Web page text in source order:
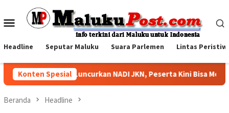
konten
Menu
Headline Seputar Maluku Suara Parlemen Lintas
Konten Spesial
Kesehatan Luncurkan NADI JKN, Peserta Kini Bisa Menabung
Beranda Headline